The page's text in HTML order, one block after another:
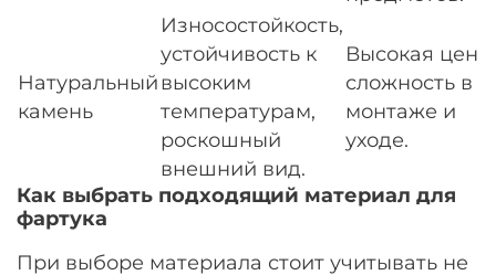
Натуральный
камень
Износостойкость,
устойчивость к
высоким
температурам,
роскошный
внешний вид.
Высокая цена,
сложность в
монтаже и
уходе.
Как выбрать подходящий материал для
фартука
При выборе материала стоит учитывать не